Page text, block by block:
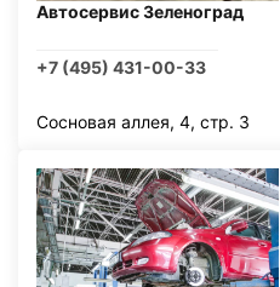
Автосервис Зеленоград
+7 (495) 431-00-33
Сосновая аллея, 4, стр. 3